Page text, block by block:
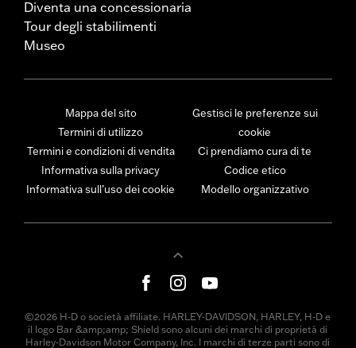
Diventa una concessionaria
Tour degli stabilimenti
Museo
Mappa del sito
Termini di utilizzo
Termini e condizioni di vendita
Informativa sulla privacy
Informativa sull’uso dei cookie
Gestisci le preferenze sui
cookie
Ci prendiamo cura di te
Codice etico
Modello organizzativo
©2026 H-D o società affiliate. HARLEY-DAVIDSON, HARLEY, H-D e
il logo Bar &amp;amp; Shield sono alcuni dei marchi di proprietà di
Harley-Davidson Motor Company, Inc. I marchi di terze parti sono di